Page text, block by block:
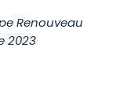
Renouveau
2023